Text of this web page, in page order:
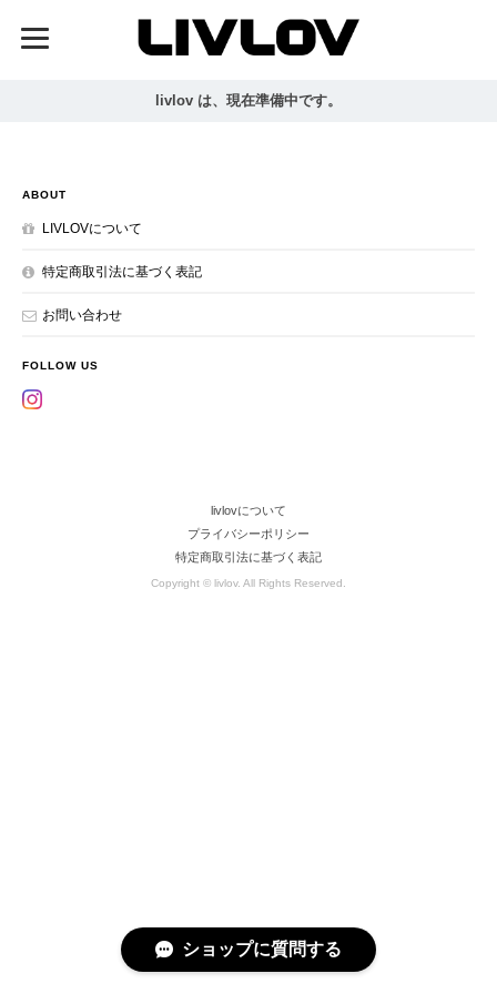
livlov は、現在準備中です。
ABOUT
LIVLOVについて
特定商取引法に基づく表記
お問い合わせ
FOLLOW US
livlovについて
プライバシーポリシー
特定商取引法に基づく表記
Copyright © livlov. All Rights Reserved.
ショップに質問する